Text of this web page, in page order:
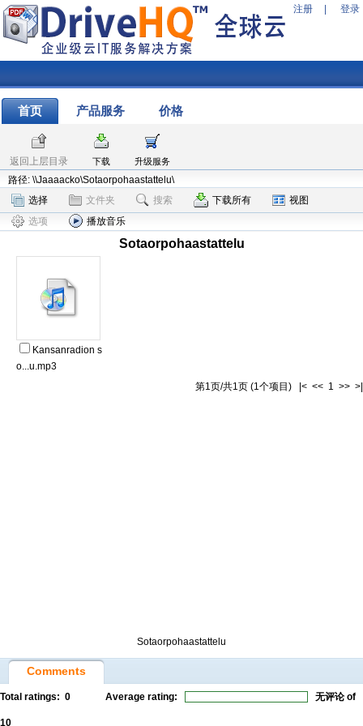
注册 登录
首页 产品服务 价格
返回上层目录 下载 升级服务
路径: \\Jaaaacko\Sotaorpohaastattelu\
选择
文件夹 搜索 下载所有
视图
选项
播放音乐
Sotaorpohaastattelu
Kansanradion s
o...u.mp3
第1页/共1页 (1个项目) |< << 1 >> >|
Sotaorpohaastattelu
Comments
Total ratings: 0 Average rating: 无评论of
10